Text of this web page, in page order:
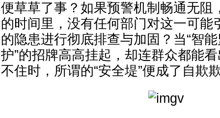
便草草了事？如果预警机制畅通无阻
的时间里，没有任何部门对这一可能
的隐患进行彻底排查与加固？当“智能
护”的招牌高高挂起，却连群众都能
不住时，所谓的“安全堤”便成了自欺